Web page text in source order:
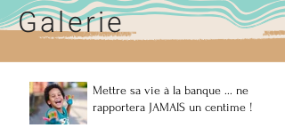
Dans notre vie : Pensons
équilibre plutôt qu'efficacité
Galerie
Mettre sa vie à la banque ... ne
rapportera JAMAIS un centime !